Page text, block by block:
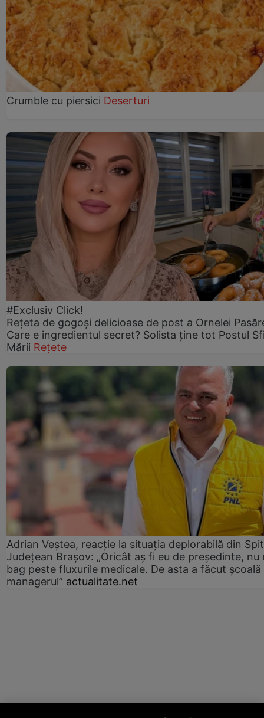
Crumble cu piersici Deserturi
#Exclusiv Click!
Rețeta de gogoşi delicioase de post a Ornelei
Care e ingredientul secret? Solista ține tot Postul
Mării Rețete
Adrian Veștea, reacție la situația deplorabilă din
Județean Brașov: „Oricât aș fi eu de președinte, nu
bag peste fluxurile medicale. De asta a făcut școală
managerul” actualitate.net